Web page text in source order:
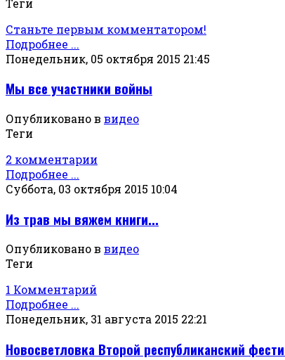
Станьте первым комментатором!
Подробнее ...
Понедельник, 05 октября 2015 21:45
Мы все участники войны
Опубликовано в видео
Теги
2 комментарии
Подробнее ...
Суббота, 03 октября 2015 10:04
Из трав мы вяжем книги...
Опубликовано в видео
Теги
1 Комментарий
Подробнее ...
Понедельник, 31 августа 2015 22:21
Новосветловка Второй республиканский